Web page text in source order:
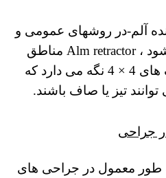
آلم-در روشهای عمومی و
ارتوپدی استفاده می شود ، Alm retractor مناطق
کوچک بدن را با شاخک های 4 × 4 نگه می دارد که
تیز یا صاف باشند.
معمول در جراحی های